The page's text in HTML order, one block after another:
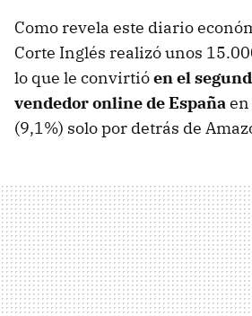
Como revela este diario
Corte Inglés realizó unos
lo que le convirtióen el
vendedor online de Españaen
(9,1%) solo por detrás de